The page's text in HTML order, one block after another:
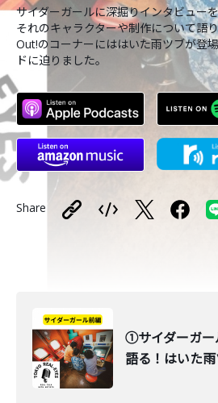
サイダーガールに深掘りインタビュー
それのキャラクターや制作について語
Out!のコーナーにははいた雨ツブが登
ドに迫りました。
Share
①サイダーガー
語る！はいた雨